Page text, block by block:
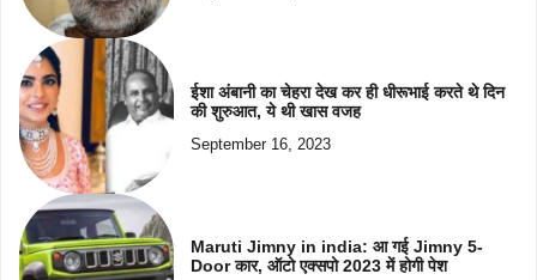
ईशा अंबानी का चेहरा देख कर ही धीरूभाई करते थे दिन
की शुरुआत, ये थी खास वजह
September 16, 2023
Maruti Jimny in india: आ गई Jimny 5-
Door कार, ऑटो एक्सपो 2023 में होगी पेश